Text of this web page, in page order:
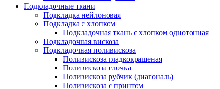
Подкладочные ткани
Подкладка нейлоновая
Подкладка с хлопком
Подкладочная ткань с хлопком однотонная
Подкладочная вискоза
Подкладочная поливискоза
Поливискоза гладкокрашеная
Поливискоза елочка
Поливискоза рубчик (диагональ)
Поливискоза с принтом